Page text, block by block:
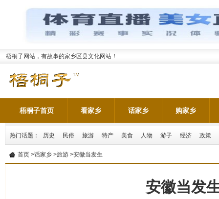
梧桐子网站，有故事的家乡区县文化网站！
梧桐子首页 看家乡 话家乡 购家乡
热门话题： 历史 民俗 旅游 特产 美食 人物 游子 经济 政策
首页 >话家乡 >旅游 >安徽当发生
安徽当发